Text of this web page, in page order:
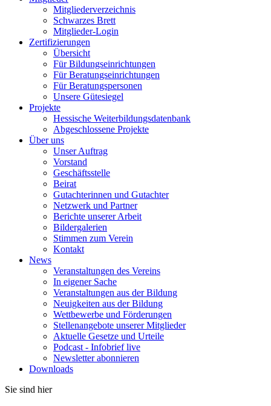
Mitgliederverzeichnis
Schwarzes Brett
Mitglieder-Login
Zertifizierungen
Übersicht
Für Bildungseinrichtungen
Für Beratungseinrichtungen
Für Beratungspersonen
Unsere Gütesiegel
Projekte
Hessische Weiterbildungsdatenbank
Abgeschlossene Projekte
Über uns
Unser Auftrag
Vorstand
Geschäftsstelle
Beirat
Gutachterinnen und Gutachter
Netzwerk und Partner
Berichte unserer Arbeit
Bildergalerien
Stimmen zum Verein
Kontakt
News
Veranstaltungen des Vereins
In eigener Sache
Veranstaltungen aus der Bildung
Neuigkeiten aus der Bildung
Wettbewerbe und Förderungen
Stellenangebote unserer Mitglieder
Aktuelle Gesetze und Urteile
Podcast - Infobrief live
Newsletter abonnieren
Downloads
Sie sind hier